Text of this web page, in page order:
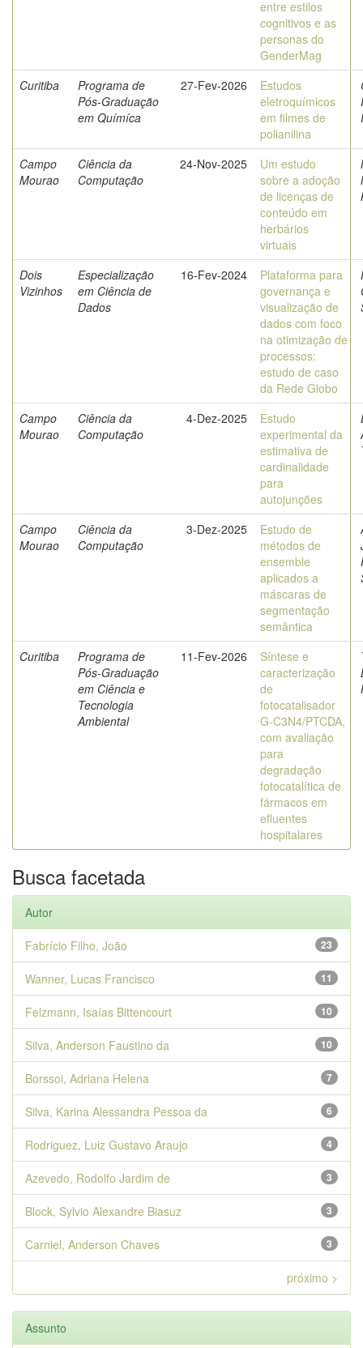
entre estilos
cognitivos e as
personas do
GenderMag
Curitiba
Programa de
Pós-Graduação
em Químíca
27-Fev-2026
Estudos
eletroquímicos
em filmes de
polianilina
Campo
Mourao
Ciência da
Computação
24-Nov-2025
Um estudo
sobre a adoção
de licenças de
conteúdo em
herbários
virtuais
Dois
Vizinhos
Especialização
em Ciência de
Dados
16-Fev-2024
Plataforma para
governança e
visualização de
dados com foco
na otimização de
processos:
estudo de caso
da Rede Globo
Campo
Mourao
Ciência da
Computação
4-Dez-2025
Estudo
experimental da
estimativa de
cardinalidade
para
autojunções
Campo
Mourao
Ciência da
Computação
3-Dez-2025
Estudo de
métodos de
ensemble
aplicados a
máscaras de
segmentação
semântica
Curitiba
Programa de
Pós-Graduação
em Ciência e
Tecnologia
Ambiental
11-Fev-2026
Síntese e
caracterização
de
fotocatalisador
G-C3N4/PTCDA,
com avaliação
para
degradação
fotocatalítica de
fármacos em
efluentes
hospitalares
Busca facetada
Autor
23
Fabrício Filho, João
11
Wanner, Lucas Francisco
10
Felzmann, Isaías Bittencourt
10
Silva, Anderson Faustino da
7
Borssoi, Adriana Helena
6
Silva, Karina Alessandra Pessoa da
4
Rodriguez, Luiz Gustavo Araujo
3
Azevedo, Rodolfo Jardim de
3
Block, Sylvio Alexandre Biasuz
3
Carniel, Anderson Chaves
próximo >
Assunto